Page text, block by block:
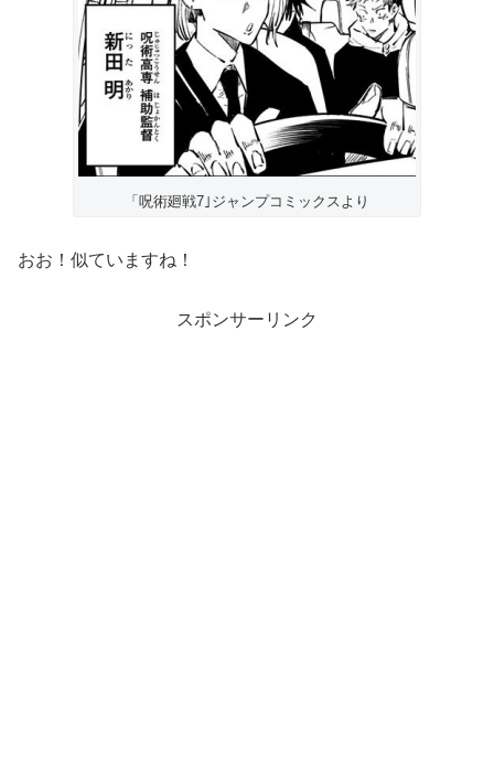
「呪術廻戦7｣ジャンプコミックスより
おお！似ていますね！
スポンサーリンク